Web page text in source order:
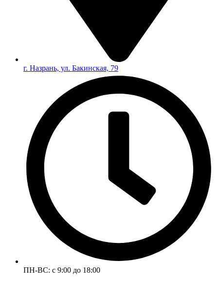
г. Назрань, ул. Бакинская, 79
ПН-ВС: с 9:00 до 18:00